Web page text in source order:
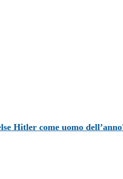
Hitler come uomo